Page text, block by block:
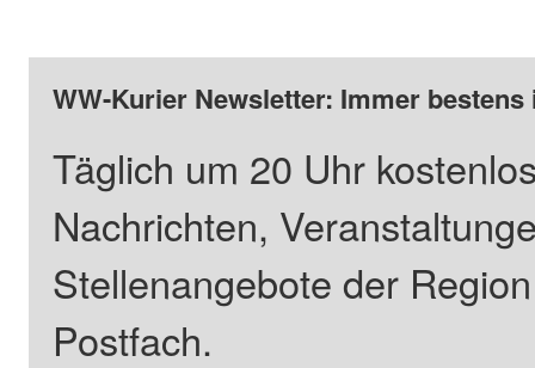
WW-Kurier Newsletter: Immer
Täglich um 20 Uhr
Nachrichten,
Stellenangebote der
Postfach.